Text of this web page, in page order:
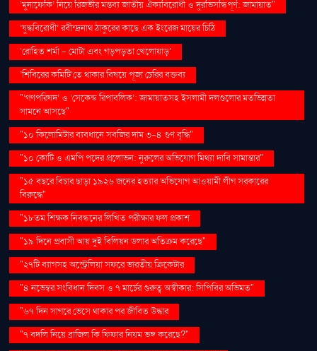
‘মুনাফেকি’ নিয়ে রিজভীর মন্তব্য জাতীয় ঐক্যবিরোধী ও দুরভিসন্ধিপূর্ণ: জামায়াত"
‘যুদ্ধবিরোধী’ রবীন্দ্রনাথ ঠাকুরের কাছে এক ইংরেজ মায়ের চিঠি
‘রোহিত শর্মা - মোটা এবং গড়পড়তা খেলোয়াড়’
‘শিবিরের কমিটি’তে থাকার বিষয়ে পূজা চেরির বক্তব্য
"‘গণপরিষদ’ ও ‘সেকেন্ড রিপাবলিক’: জামায়াতসহ ইসলামী দলগুলোর মতভিন্নতা
সামনে আসছে"
"১০ কিলোমিটার ব্যবধানে সবজির দাম ৩-৪ গুণ বৃদ্ধি"
"১০ কোটি ও এমপি পদের প্রলোভন: নুরুলের অভিযোগ মিথ্যা দাবি সামান্তার"
"১৫ বছরে বিচার ছাড়া ১৯২৬ জনের হত্যার অভিযোগ আওয়ামী লীগ সরকারের
বিরুদ্ধে"
"১৮তম শিক্ষক নিবন্ধনের লিখিত পরীক্ষার ফল প্রকাশ
"১৯ দিনে প্রবাসী আয় দুই বিলিয়ন ডলার অতিক্রম করেছে"
"২৭টি ব্যাগসহ অস্ট্রেলিয়া সফরে ভারতীয় ক্রিকেটার
"৪ নভেম্বর সংবিধান দিবস ও ৭ মার্চের গুরুত্ব অস্বীকার: সিপিবির অভিমত"
"৬৭ দিন সাগরে ভেসে থাকার পর জীবিত উদ্ধার
"৭ বদলি নিয়ে ব্রাজিল কি ফিফার নিয়ম ভঙ্গ করেছে?"